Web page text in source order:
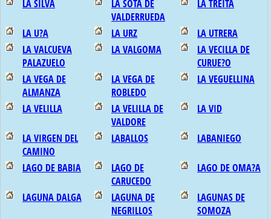
LA SILVA
LA SOTA DE
VALDERRUEDA
LA TREITA
LA U?A LA URZ
LA UTRERA
LA VALCUEVA
PALAZUELO
LA VALGOMA
LA VECILLA DE
CURUE?O
LA VEGA DE
ALMANZA
LA VEGA DE
ROBLEDO
LA VEGUELLINA
LA VELILLA
LA VELILLA DE
VALDORE
LA VID
LA VIRGEN DEL
CAMINO
LABALLOS LABANIEGO
LAGO DE BABIA
LAGO DE
CARUCEDO
LAGO DE OMA?A
LAGUNA DALGA
LAGUNA DE
NEGRILLOS
LAGUNAS DE
SOMOZA